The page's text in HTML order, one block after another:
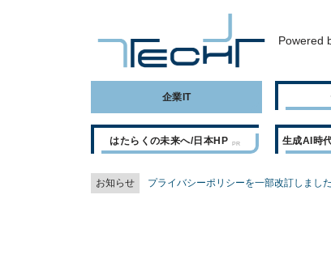
Powered
企業IT
はたらくの未来へ/日本HP 生成AI時
お知らせ プライバシーポリシーを一部改訂しました